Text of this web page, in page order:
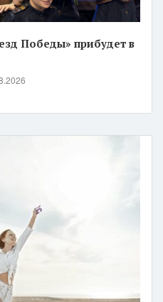
Победы» прибудет в